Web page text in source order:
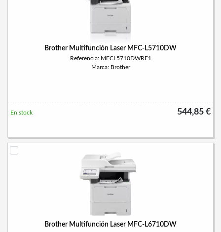
Brother Multifunción Laser MFC-L5710DW
Referencia: MFCL5710DWRE1
Marca: Brother
544,85 €
En stock
Brother Multifunción Laser MFC-L6710DW